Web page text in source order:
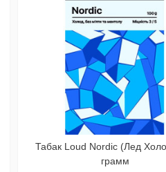
Табак Loud Nordic (Лед
грамм